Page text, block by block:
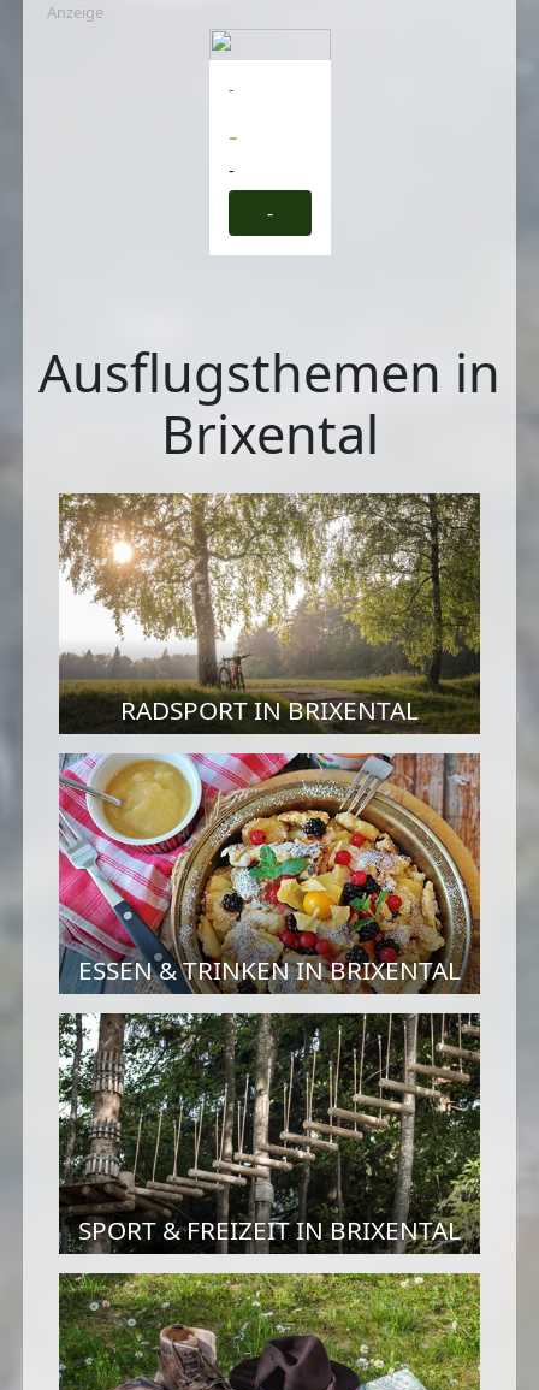
Anzeige
-
-
-
-
Ausflugsthemen in
Brixental
RADSPORT IN BRIXENTAL
ESSEN & TRINKEN IN BRIXENTAL
SPORT & FREIZEIT IN BRIXENTAL